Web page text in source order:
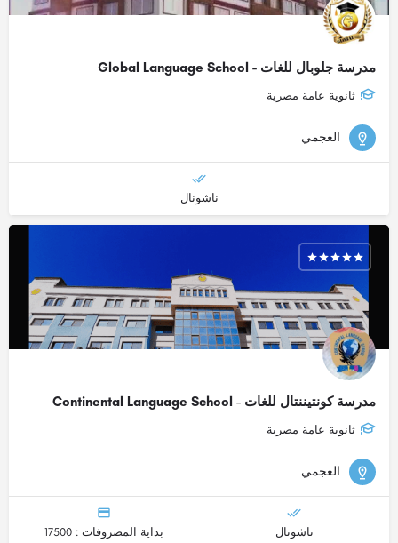
مدرسة جلوبال للغات - Global Language School
ثانوية عامة مصرية
العجمي
ناشونال
مدرسة كونتيننتال للغات - Continental Language School
ثانوية عامة مصرية
العجمي
ناشونال بداية المصروفات : 17500